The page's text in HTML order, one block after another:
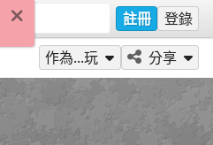
註冊 登錄
作為...玩 分享